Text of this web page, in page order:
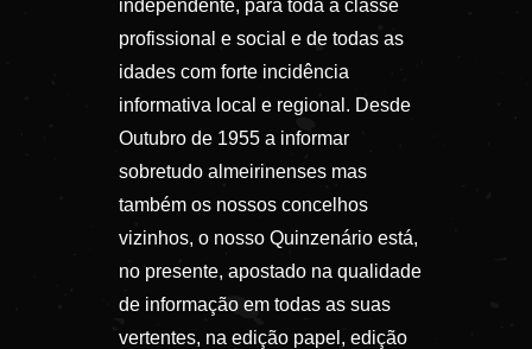
independente, para toda a classe
profissional e social e de todas as
idades com forte incidência
informativa local e regional. Desde
Outubro de 1955 a informar
sobretudo almeirinenses mas
também os nossos concelhos
vizinhos, o nosso Quinzenário está,
no presente, apostado na qualidade
de informação em todas as suas
vertentes, na edição papel, edição